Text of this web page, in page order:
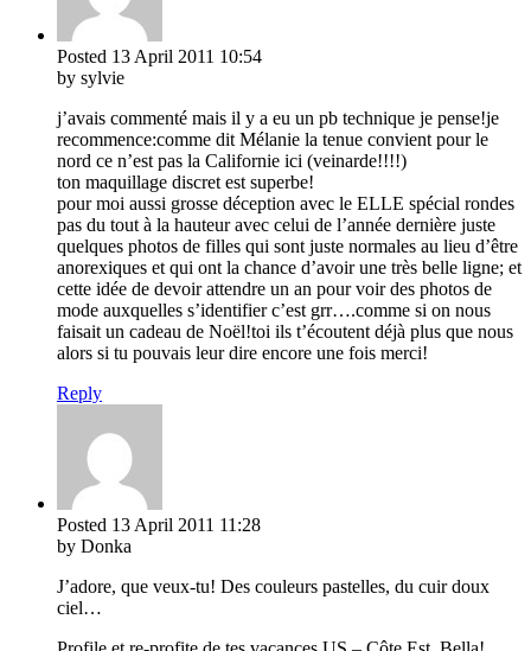
Posted 13 April 2011 10:54
by sylvie
j’avais commenté mais il y a eu un pb technique je pense!je
recommence:comme dit Mélanie la tenue convient pour le
nord ce n’est pas la Californie ici (veinarde!!!!)
ton maquillage discret est superbe!
pour moi aussi grosse déception avec le ELLE spécial rondes
pas du tout à la hauteur avec celui de l’année dernière juste
quelques photos de filles qui sont juste normales au lieu d’être
anorexiques et qui ont la chance d’avoir une très belle ligne; et
cette idée de devoir attendre un an pour voir des photos de
mode auxquelles s’identifier c’est grr….comme si on nous
faisait un cadeau de Noël!toi ils t’écoutent déjà plus que nous
alors si tu pouvais leur dire encore une fois merci!
Reply
Posted 13 April 2011 11:28
by Donka
J’adore, que veux-tu! Des couleurs pastelles, du cuir doux
ciel…